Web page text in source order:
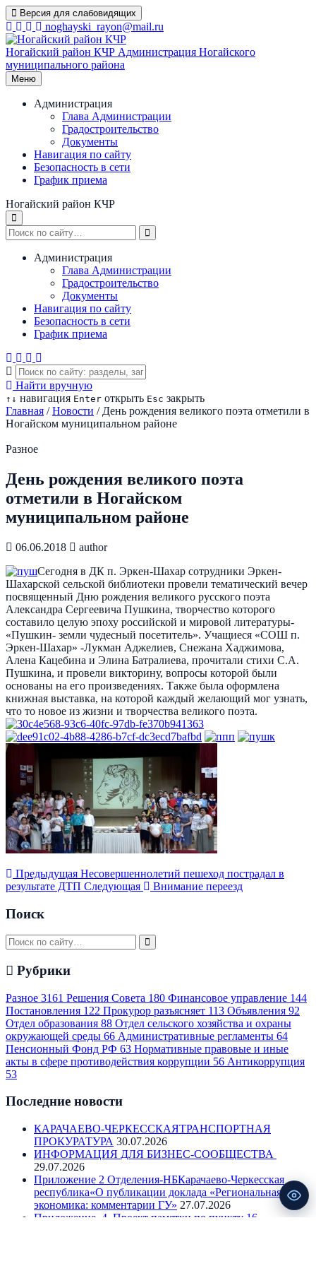
Перейти
к
содержимому
Версия для слабовидящих
noghayski_rayon@mail.ru
Ногайский район КЧР Администрация Ногайского
муниципального района
Меню
Администрация
Глава Администрации
Градостроительство
Документы
Навигация по сайту
Безопасность в сети
График приема
Ногайский район КЧР
Администрация
Глава Администрации
Градостроительство
Документы
Навигация по сайту
Безопасность в сети
График приема
Найти вручную
↑ ↓ навигация Enter открыть Esc закрыть
Главная / Новости / День рождения великого поэта отметили в
Ногайском муниципальном районе
Разное
День рождения великого поэта
отметили в Ногайском
муниципальном районе
06.06.2018
author
Сегодня в ДК п. Эркен-Шахар сотрудники Эркен-
Шахарской сельской библиотеки провели тематический вечер
посвященный Дню рождения великого русского поэта
Александра Сергеевича Пушкина, творчество которого
составило целую эпоху российской и мировой литературы-
«Пушкин- земли чудесный посетитель». Учащиеся «СОШ п.
Эркен-Шахар» -Лукман Аджелиев, Снежана Хаджимова,
Алена Кацебина и Элина Батралиева, прочитали стихи С.А.
Пушкина, и провели викторину, вопросы которой были
основаны на его произведениях. Также была оформлена
книжная выставка, на которой каждый желающий мог узнать,
что то новое из жизни и творчества великого поэта.
Предыдущая Несовершеннолетий пешеход пострадал в
результате ДТП Следующая Внимание переезд
Поиск
Рубрики
Разное 3161 Решения Совета 180 Финансовое управление 144
Постановления 122 Прокурор разъясняет 113 Объявления 92
Отдел образования 88 Отдел сельского хозяйства и охраны
окружающей среды 66 Административные регламенты 64
Пенсионный Фонд РФ 63 Нормативные правовые и иные
акты в сфере противодействия коррупции 56 Антикоррупция
53
Последние новости
КАРАЧАЕВО-ЧЕРКЕССКАЯТРАНСПОРТНАЯ
ПРОКУРАТУРА 30.07.2026
ИНФОРМАЦИЯ ДЛЯ БИЗНЕС-СООБЩЕСТВА
29.07.2026
Приложение 2 Отделения-НБКарачаево-Черкесская
республика«О публикации доклада «Региональная
экономика: комментарии ГУ» 27.07.2026
Приложение_4_Проект памятки по пункту 16